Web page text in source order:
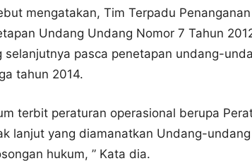
mengatakan, Tim Terpadu
Undang Undang Nomor 7 Tahun
selanjutnya pasca penetapan undang-
tahun 2014.
terbit peraturan operasional berupa
lanjut yang diamanatkan Undang-
hukum, ” Kata dia.